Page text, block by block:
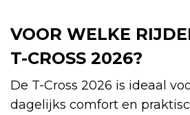
VOOR WELKE
T-CROSS 2026?
De T-Cross 2026 is ideaal
dagelijks comfort en